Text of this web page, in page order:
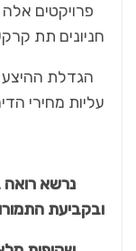
פרויקטים אלה
חניונים תת
הגדלת
עליות מחירי
נרשא רואה
ובקביעת